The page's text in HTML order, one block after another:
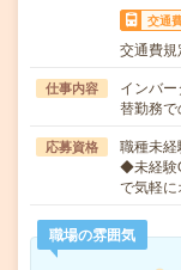
交通
交通費
仕事内容
インバ
替勤務
応募資格
職種未
◆未経験
で気軽
職場の雰囲気